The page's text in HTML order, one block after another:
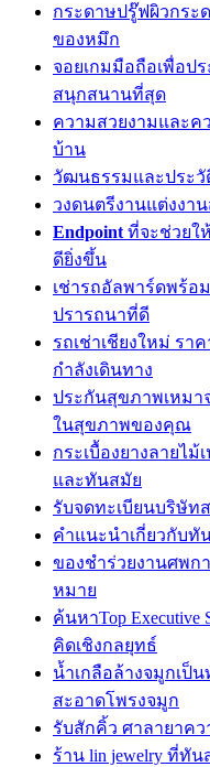
กระดาษปรู๊ฟผิวกระ
ของหมึก
จอยเกมมือถือเพื่อป
สนุกสนานที่สุด
ความสวยงามและ
บ้าน
วัฒนธรรมและประวั
วงดนตรีงานแต่งงา
Endpoint ที่จะช่วย
ดียิ่งขึ้น
เช่ารถอัลพาร์ดพร้อ
ปรารถนาที่ดี
รถเช่าเชียงใหม่ ร
กำลังเดินทาง
ประกันสุขภาพเหมา
ในสุขภาพของคุณ
กระเบื้องยางลายไ
และทันสมัย
รับจดทะเบียนบริษัท
คำแนะนำเกี่ยวกับทั
ของชำร่วยงานศพก
หมาย
ค้นหาTop
คิดเชิงกลยุทธ์
น้ำเกลือล้างจมูกเป็
สะอาดโพรงจมูก
รับสักคิ้ว ศาลายาค
ร้าน lin jewelry ที่ทั